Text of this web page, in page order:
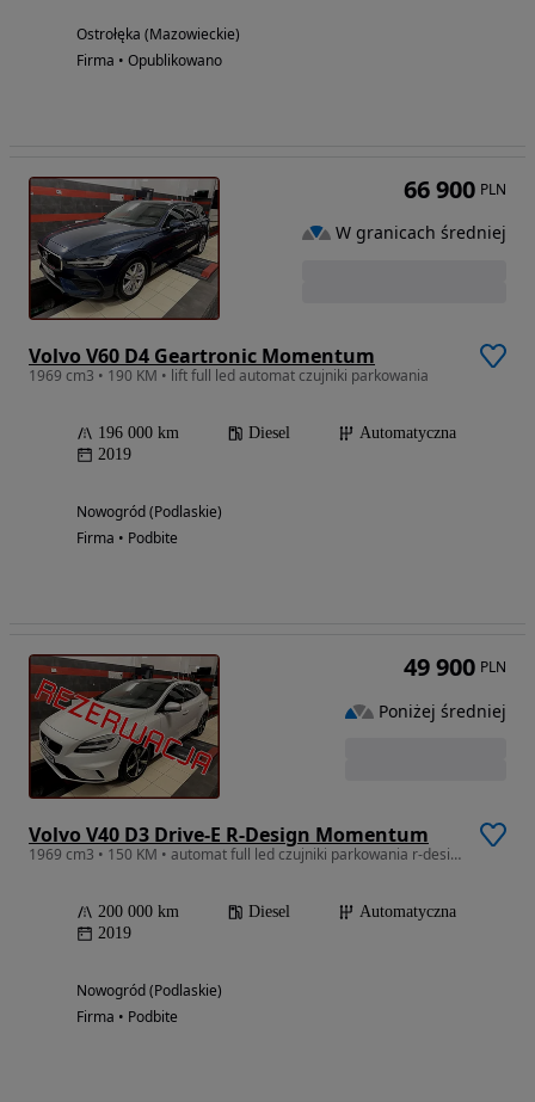
Ostrołęka (Mazowieckie)
Firma • Opublikowano
Volvo V60 D4 Geartronic Momentum
1969 cm3 • 190 KM • lift full led automat czujniki parkowania
196 000 km Diesel
Automatyczna
2019
Nowogród (Podlaskie)
Firma • Podbite
66 900 PLN
W granicach średniej
Volvo V40 D3 Drive-E R-Design Momentum
1969 cm3 • 150 KM • automat full led czujniki parkowania r-design panorama
200 000 km Diesel
Automatyczna
2019
Nowogród (Podlaskie)
Firma • Podbite
49 900 PLN
Poniżej średniej